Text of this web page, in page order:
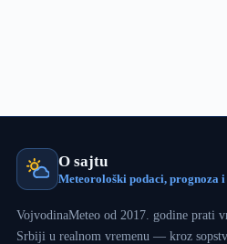
O sajtu
Meteorološki podaci, prognoza
VojvodinaMeteo od 2017. godine prati
Srbiji u realnom vremenu — kroz